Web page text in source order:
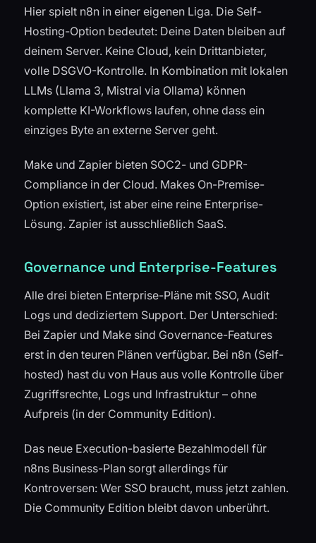
Hier spielt n8n in einer eigenen Liga. Die Self-
Hosting-Option bedeutet: Deine Daten bleiben auf
deinem Server. Keine Cloud, kein Drittanbieter,
volle DSGVO-Kontrolle. In Kombination mit lokalen
LLMs (Llama 3, Mistral via Ollama) können
komplette KI-Workflows laufen, ohne dass ein
einziges Byte an externe Server geht.
Make und Zapier bieten SOC2- und GDPR-
Compliance in der Cloud. Makes On-Premise-
Option existiert, ist aber eine reine Enterprise-
Lösung. Zapier ist ausschließlich SaaS.
Governance und Enterprise-Features
Alle drei bieten Enterprise-Pläne mit SSO, Audit
Logs und dediziertem Support. Der Unterschied:
Bei Zapier und Make sind Governance-Features
erst in den teuren Plänen verfügbar. Bei n8n (Self-
hosted) hast du von Haus aus volle Kontrolle über
Zugriffsrechte, Logs und Infrastruktur – ohne
Aufpreis (in der Community Edition).
Das neue Execution-basierte Bezahlmodell für
n8ns Business-Plan sorgt allerdings für
Kontroversen: Wer SSO braucht, muss jetzt zahlen.
Die Community Edition bleibt davon unberührt.